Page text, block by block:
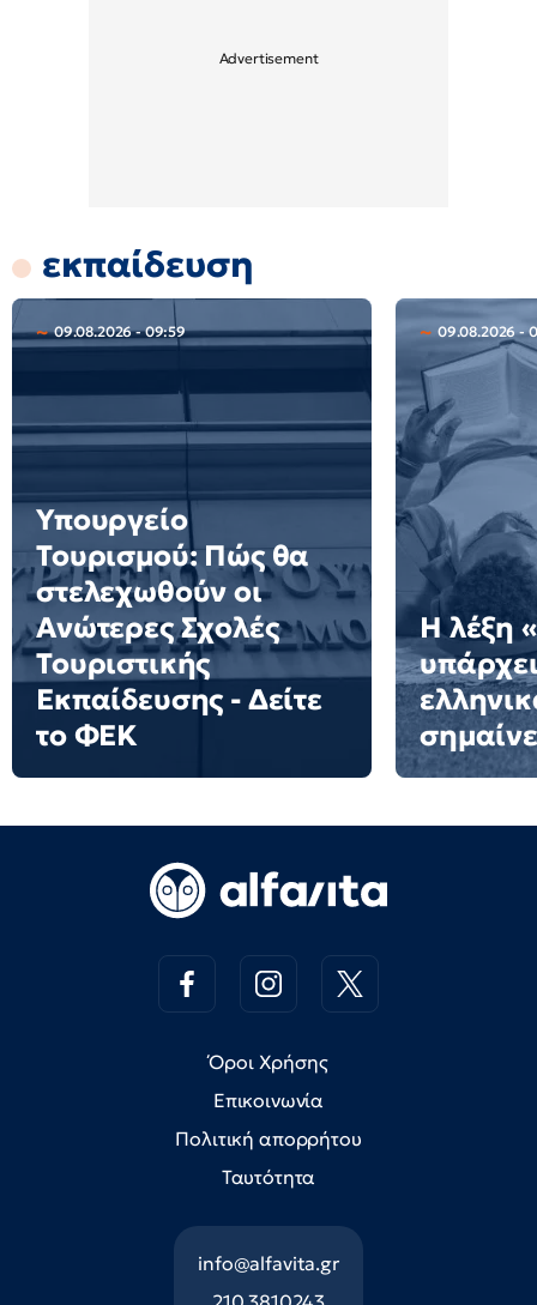
εκπαίδευση
09.08.2026 - 09:59
Υπουργείο
Τουρισμού: Πώς θα
στελεχωθούν οι
Ανώτερες Σχολές
Τουριστικής
Εκπαίδευσης - Δείτε
το ΦΕΚ
09.08.2026 -
Η λέξη
Όροι Χρήσης
Επικοινωνία
Πολιτική απορρήτου
Ταυτότητα
info@alfavita.gr